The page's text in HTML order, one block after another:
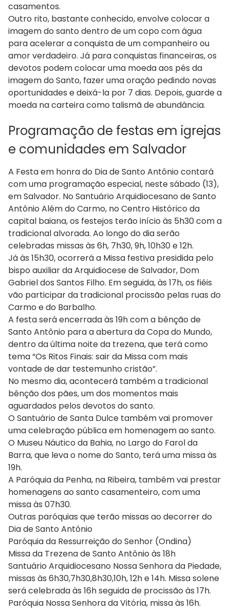
casamentos.
Outro rito, bastante conhecido, envolve colocar a
imagem do santo dentro de um copo com água
para acelerar a conquista de um companheiro ou
amor verdadeiro. Já para conquistas financeiras, os
devotos podem colocar uma moeda aos pés da
imagem do Santo, fazer uma oração pedindo novas
oportunidades e deixá-la por 7 dias. Depois, guarde a
moeda na carteira como talismã de abundância.
Programação de festas em igrejas
e comunidades em Salvador
A Festa em honra do Dia de Santo Antônio contará
com uma programação especial, neste sábado (13),
em Salvador. No Santuário Arquidiocesano de Santo
Antônio Além do Carmo, no Centro Histórico da
capital baiana, os festejos terão início às 5h30 com a
tradicional alvorada. Ao longo do dia serão
celebradas missas às 6h, 7h30, 9h, 10h30 e 12h.
Já às 15h30, ocorrerá a Missa festiva presidida pelo
bispo auxiliar da Arquidiocese de Salvador, Dom
Gabriel dos Santos Filho. Em seguida, às 17h, os fiéis
vão participar da tradicional procissão pelas ruas do
Carmo e do Barbalho.
A festa será encerrada às 19h com a bênção de
Santo Antônio para a abertura da Copa do Mundo,
dentro da última noite da trezena, que terá como
tema “Os Ritos Finais: sair da Missa com mais
vontade de dar testemunho cristão”.
No mesmo dia, acontecerá também a tradicional
bênção dos pães, um dos momentos mais
aguardados pelos devotos do santo.
O Santuário de Santa Dulce também vai promover
uma celebração pública em homenagem ao santo.
O Museu Náutico da Bahia, no Largo do Farol da
Barra, que leva o nome do Santo, terá uma missa às
19h.
A Paróquia da Penha, na Ribeira, também vai prestar
homenagens ao santo casamenteiro, com uma
missa às 07h30.
Outras paróquias que terão missas ao decorrer do
Dia de Santo Antônio
Paróquia da Ressurreição do Senhor (Ondina)
Missa da Trezena de Santo Antônio às 18h
Santuário Arquidiocesano Nossa Senhora da Piedade,
missas às 6h30,7h30,8h30,10h, 12h e 14h. Missa solene
será celebrada às 16h seguida de procissão às 17h.
Paróquia Nossa Senhora da Vitória, missa às 16h.